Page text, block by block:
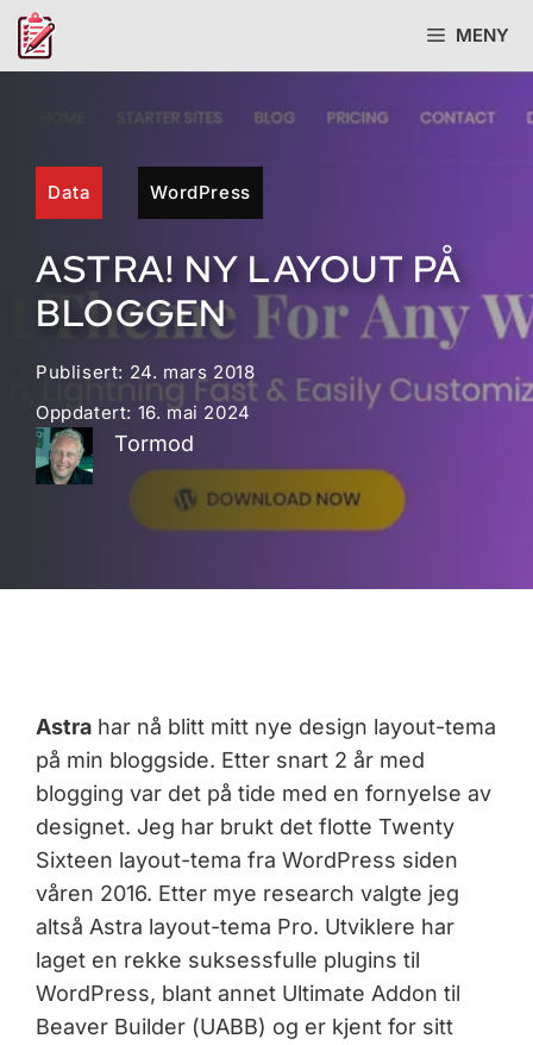
Hopp
MENY
Data WordPress
ASTRA! NY LAYOUT PÅ
BLOGGEN
Publisert: 24. mars 2018
Oppdatert: 16. mai 2024
Tormod
Astrahar nå blitt mitt nye design layout-tema
på min bloggside. Etter snart 2 år med
blogging var det på tide med en fornyelse av
designet. Jeg har brukt det flotte Twenty
Sixteen layout-tema fra WordPress siden
våren 2016. Etter mye research valgte jeg
altså Astra layout-tema Pro. Utviklere har
laget en rekke suksessfulle plugins til
WordPress, blant annet Ultimate Addon til
Beaver Builder (UABB) og er kjent for sitt